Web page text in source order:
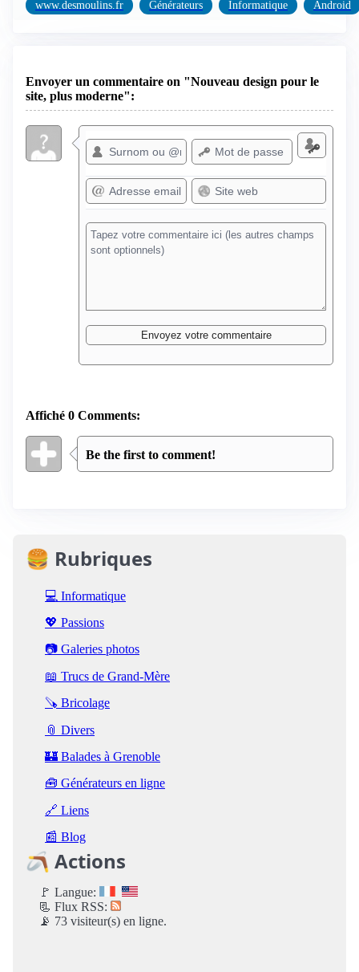
www.desmoulins.fr Générateurs Informatique Android
Envoyer un commentaire on "Nouveau design pour le
site, plus moderne":
Affiché 0 Comments:
Be the first to comment!
🍔 Rubriques
💻 Informatique
💖 Passions
📷 Galeries photos
📖 Trucs de Grand-Mère
🪚 Bricolage
📎 Divers
🏰 Balades à Grenoble
🧰 Générateurs en ligne
🔗 Liens
📰 Blog
🪃 Actions
🚩 Langue:
📃 Flux RSS:
📡 73 visiteur(s) en ligne.